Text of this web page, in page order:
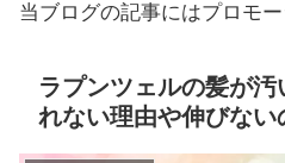
当ブログの記事にはプロモ
ラプンツェルの髪が
れない理由や伸びない